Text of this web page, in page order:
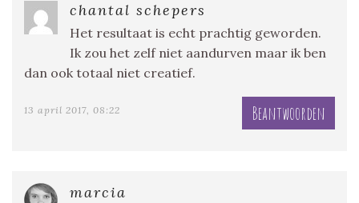
chantal schepers
Het resultaat is echt prachtig geworden.
Ik zou het zelf niet aandurven maar ik ben
dan ook totaal niet creatief.
13 april 2017, 08:22 Beantwoorden
marcia